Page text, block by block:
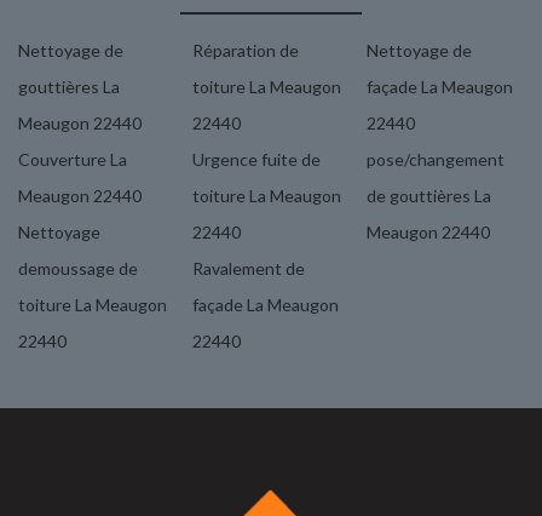
Nettoyage de
gouttières La
Meaugon 22440
Couverture La
Meaugon 22440
Nettoyage
demoussage de
toiture La Meaugon
22440
Réparation de
toiture La Meaugon
22440
Urgence fuite de
toiture La Meaugon
22440
Ravalement de
façade La Meaugon
22440
Nettoyage de
façade La Meaugon
22440
pose/changement
de gouttières La
Meaugon 22440